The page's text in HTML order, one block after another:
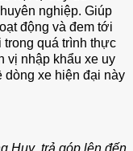
nghiệp. Giúp
động và đem tới
quá trình thực
vị nhập khẩu xe uy
dòng xe hiện đại này
Huy trả góp lên đến